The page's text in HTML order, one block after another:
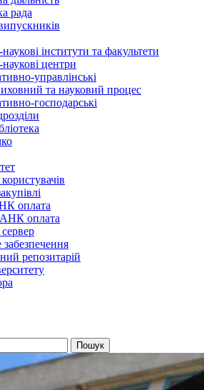
рада
інститути та факультети
центри
управлінські
та науковий процес
господарські
оплата
оплата
репозитарій
Пошук